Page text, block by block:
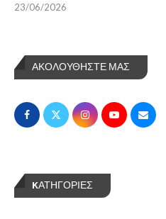
23/06/2026
ΑΚΟΛΟΥΘΗΣΤΕ ΜΑΣ
KΑΤΗΓΟΡΊΕΣ